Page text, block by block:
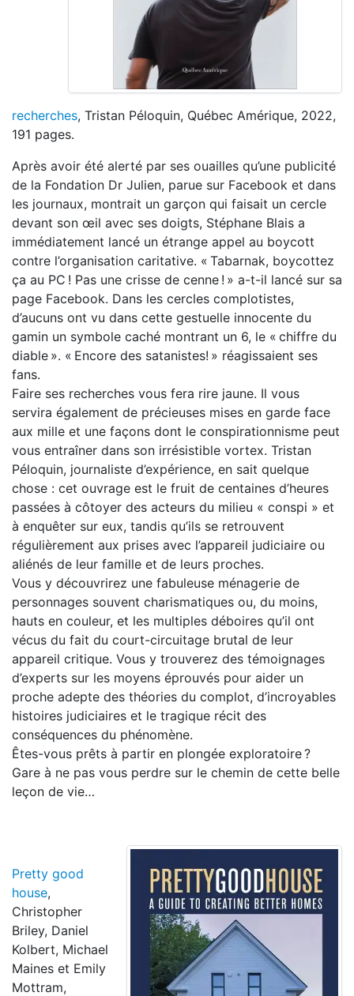
recherches, Tristan Péloquin, Québec Amérique, 2022,
191 pages.
Après avoir été alerté par ses ouailles qu’une publicité
de la Fondation Dr Julien, parue sur Facebook et dans
les journaux, montrait un garçon qui faisait un cercle
devant son œil avec ses doigts, Stéphane Blais a
immédiatement lancé un étrange appel au boycott
contre l’organisation caritative. « Tabarnak, boycottez
ça au PC ! Pas une crisse de cenne ! » a-t-il lancé sur sa
page Facebook. Dans les cercles complotistes,
d’aucuns ont vu dans cette gestuelle innocente du
gamin un symbole caché montrant un 6, le « chiffre du
diable ». « Encore des satanistes! » réagissaient ses
fans.
Faire ses recherches vous fera rire jaune. Il vous
servira également de précieuses mises en garde face
aux mille et une façons dont le conspirationnisme peut
vous entraîner dans son irrésistible vortex. Tristan
Péloquin, journaliste d’expérience, en sait quelque
chose : cet ouvrage est le fruit de centaines d’heures
passées à côtoyer des acteurs du milieu « conspi » et
à enquêter sur eux, tandis qu’ils se retrouvent
régulièrement aux prises avec l’appareil judiciaire ou
aliénés de leur famille et de leurs proches.
Vous y découvrirez une fabuleuse ménagerie de
personnages souvent charismatiques ou, du moins,
hauts en couleur, et les multiples déboires qu’il ont
vécus du fait du court-circuitage brutal de leur
appareil critique. Vous y trouverez des témoignages
d’experts sur les moyens éprouvés pour aider un
proche adepte des théories du complot, d’incroyables
histoires judiciaires et le tragique récit des
conséquences du phénomène.
Êtes-vous prêts à partir en plongée exploratoire ?
Gare à ne pas vous perdre sur le chemin de cette belle
leçon de vie…
Pretty good
house,
Christopher
Briley, Daniel
Kolbert, Michael
Maines et Emily
Mottram,